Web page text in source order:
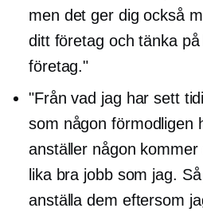
men det ger dig också
ditt företag och tänka
företag."
"Från vad jag har sett
som någon förmodligen
anställer någon
lika bra jobb som jag.
anställa dem eftersom